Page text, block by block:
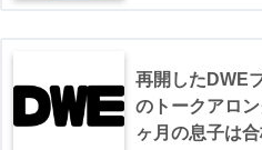
再開したDWE
のトークアロ
ヶ月の息子は